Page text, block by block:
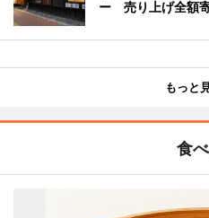
ー 売り上げ全額
もっと
食